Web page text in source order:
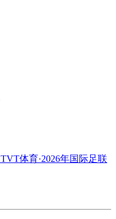
TVT体育·2026年国际足联